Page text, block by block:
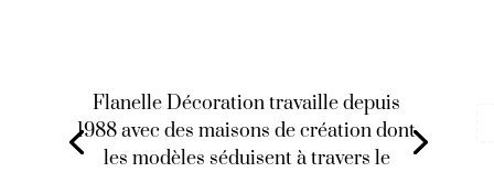
Flanelle Décoration travaille depuis
1988 avec des maisons de création dont
les modèles séduisent à travers le